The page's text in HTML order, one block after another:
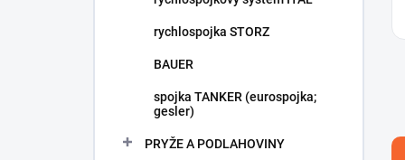
rychlospojka STORZ
BAUER
spojka TANKER (eurospojka;
gesler)
PRYŽE A PODLAHOVINY